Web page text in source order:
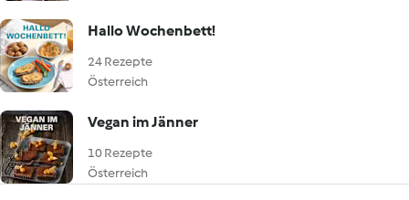
Hallo Wochenbett!
24 Rezepte
Österreich
Vegan im Jänner
10 Rezepte
Österreich